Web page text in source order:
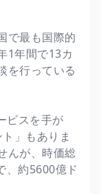
で最も国際的
1年間で13カ
を行っている
ビスを手が
」もありま
んが、時価総
、約5600億ド